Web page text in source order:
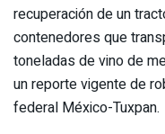
recuperación de un
contenedores que
toneladas de vino de
un reporte vigente de
federal México-Tuxpan.